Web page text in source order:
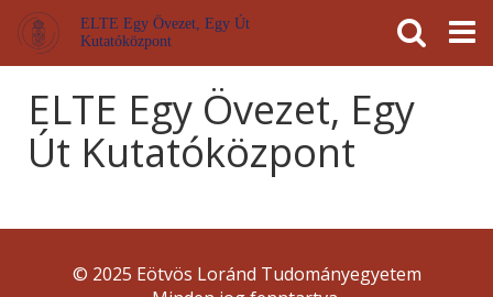
Hírek
Események
ELTE a
sajtóban
ELTE Egy Övezet, Egy Út
Kutatóközpont
ELTE Egy Övezet, Egy
Út Kutatóközpont
© 2025 Eötvös Loránd Tudományegyetem